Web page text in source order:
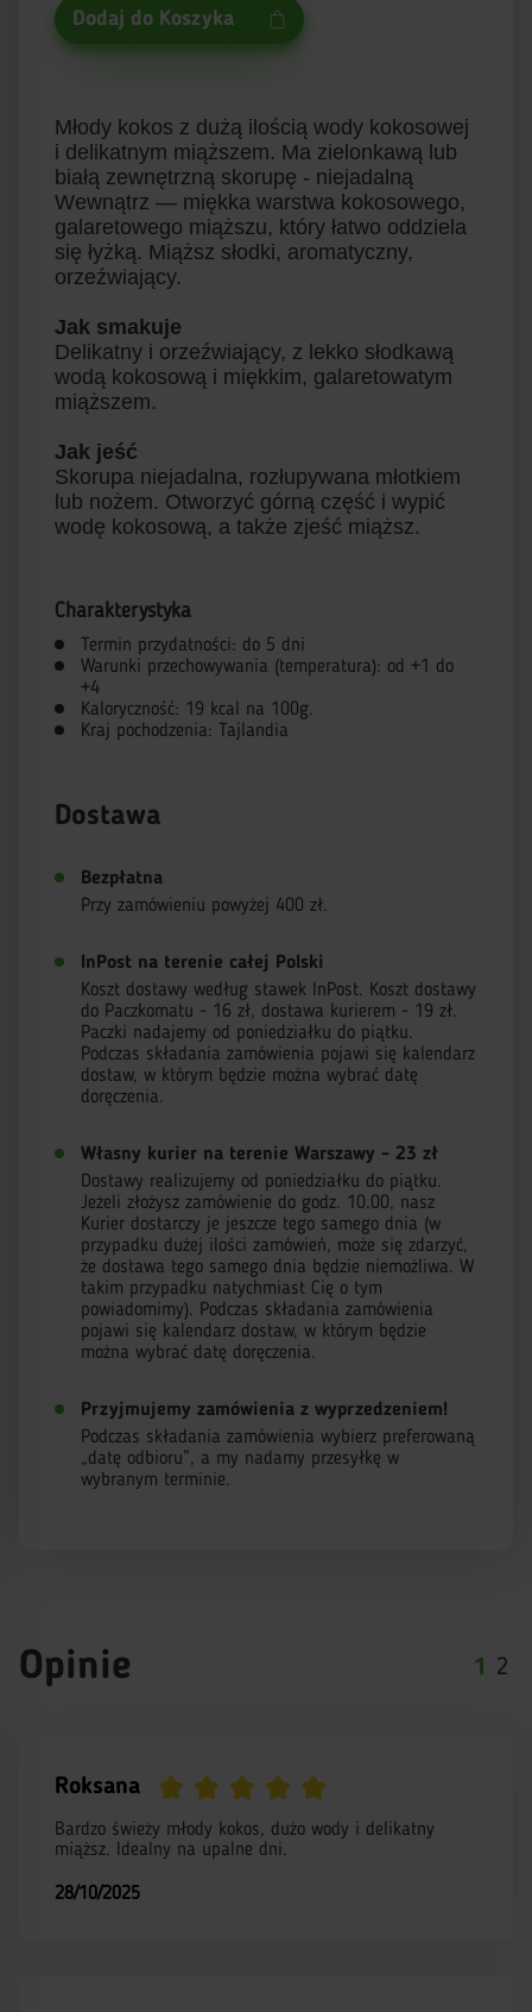
Dodaj do Koszyka
Młody kokos z dużą ilością wody kokosowej
i delikatnym miąższem. Ma zielonkawą lub
białą zewnętrzną skorupę - niejadalną
Wewnątrz — miękka warstwa kokosowego,
galaretowego miąższu, który łatwo oddziela
się łyżką. Miąższ słodki, aromatyczny,
orzeźwiający.
Jak smakuje
Delikatny i orzeźwiający, z lekko słodkawą
wodą kokosową i miękkim, galaretowatym
miąższem.
Jak jeść
Skorupa niejadalna, rozłupywana młotkiem
lub nożem. Otworzyć górną część i wypić
wodę kokosową, a także zjeść miąższ.
Charakterystyka
Termin przydatności: do 5 dni
Warunki przechowywania (temperatura): od +1 do
+4
Kaloryczność: 19 kcal na 100g.
Kraj pochodzenia: Tajlandia
Dostawa
Bezpłatna
Przy zamówieniu powyżej 400 zł.
InPost na terenie całej Polski
Koszt dostawy według stawek InPost. Koszt dostawy
do Paczkomatu - 16 zł, dostawa kurierem - 19 zł.
Paczki nadajemy od poniedziałku do piątku.
Podczas składania zamówienia pojawi się kalendarz
dostaw, w którym będzie można wybrać datę
doręczenia.
Własny kurier na terenie Warszawy - 23 zł
Dostawy realizujemy od poniedziałku do piątku.
Jeżeli złożysz zamówienie do godz. 10.00, nasz
Kurier dostarczy je jeszcze tego samego dnia (w
przypadku dużej ilości zamówień, może się zdarzyć,
że dostawa tego samego dnia będzie niemożliwa. W
takim przypadku natychmiast Cię o tym
powiadomimy). Podczas składania zamówienia
pojawi się kalendarz dostaw, w którym będzie
można wybrać datę doręczenia.
Przyjmujemy zamówienia z wyprzedzeniem!
Podczas składania zamówienia wybierz preferowaną
„datę odbioru”, a my nadamy przesyłkę w
wybranym terminie.
Opinie 1 2
Roksana
Bardzo świeży młody kokos, dużo wody i delikatny
miąższ. Idealny na upalne dni.
28/10/2025